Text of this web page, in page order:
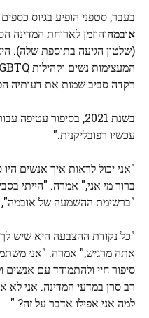
בעבר, סטפני הופיע בגיוס
אובמה
(שלטון הגיעה בתוספת שלה).
רקדה סביב שמות את דעותיה
בשנת 2021, בסיפור עטיפה עבור
עכשיו רפובליקנית."
"אני יכול לראות איך אנשים
ברור מי אני," אמרה. "הייתי
"ברשימת ההשמעה של אובמה",
"כל נקודת ההצבעה היא שיש
אתה מרגיש," אמרה. "אני
סיפור חיי ולהתמודד עם אנשים
רב סרן במדעי המדינה. אני לא
למה אני אפילו אדבר על זה? "